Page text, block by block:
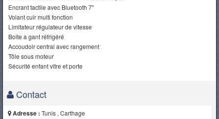
Encrant tactile avec Bluetooth 7''
Volant cuir multi fonction
Limitateur régulateur de vitesse
Boite a gant réfrigéré
Accoudoir central avec rangement
Tôle sous moteur
Sécurité enfant vitre et porte
Contact
Adresse : Tunis , Carthage